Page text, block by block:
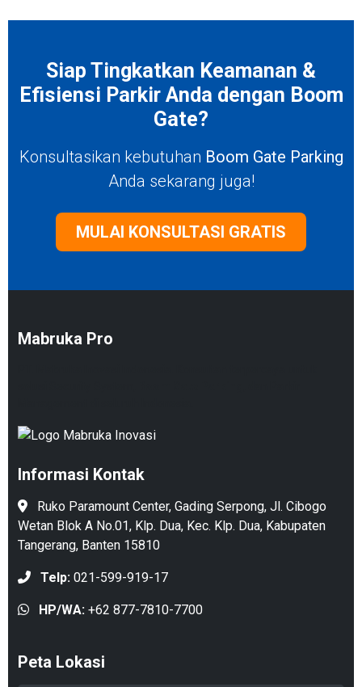
Siap Tingkatkan Keamanan &
Efisiensi Parkir Anda dengan Boom
Gate?
Konsultasikan kebutuhan Boom Gate Parking
Anda sekarang juga!
MULAI KONSULTASI GRATIS
Mabruka Pro
Informasi Kontak
Ruko Paramount Center, Gading Serpong, Jl. Cibogo
Wetan Blok A No.01, Klp. Dua, Kec. Klp. Dua, Kabupaten
Tangerang, Banten 15810
Telp: 021-599-919-17
HP/WA: +62 877-7810-7700
Peta Lokasi